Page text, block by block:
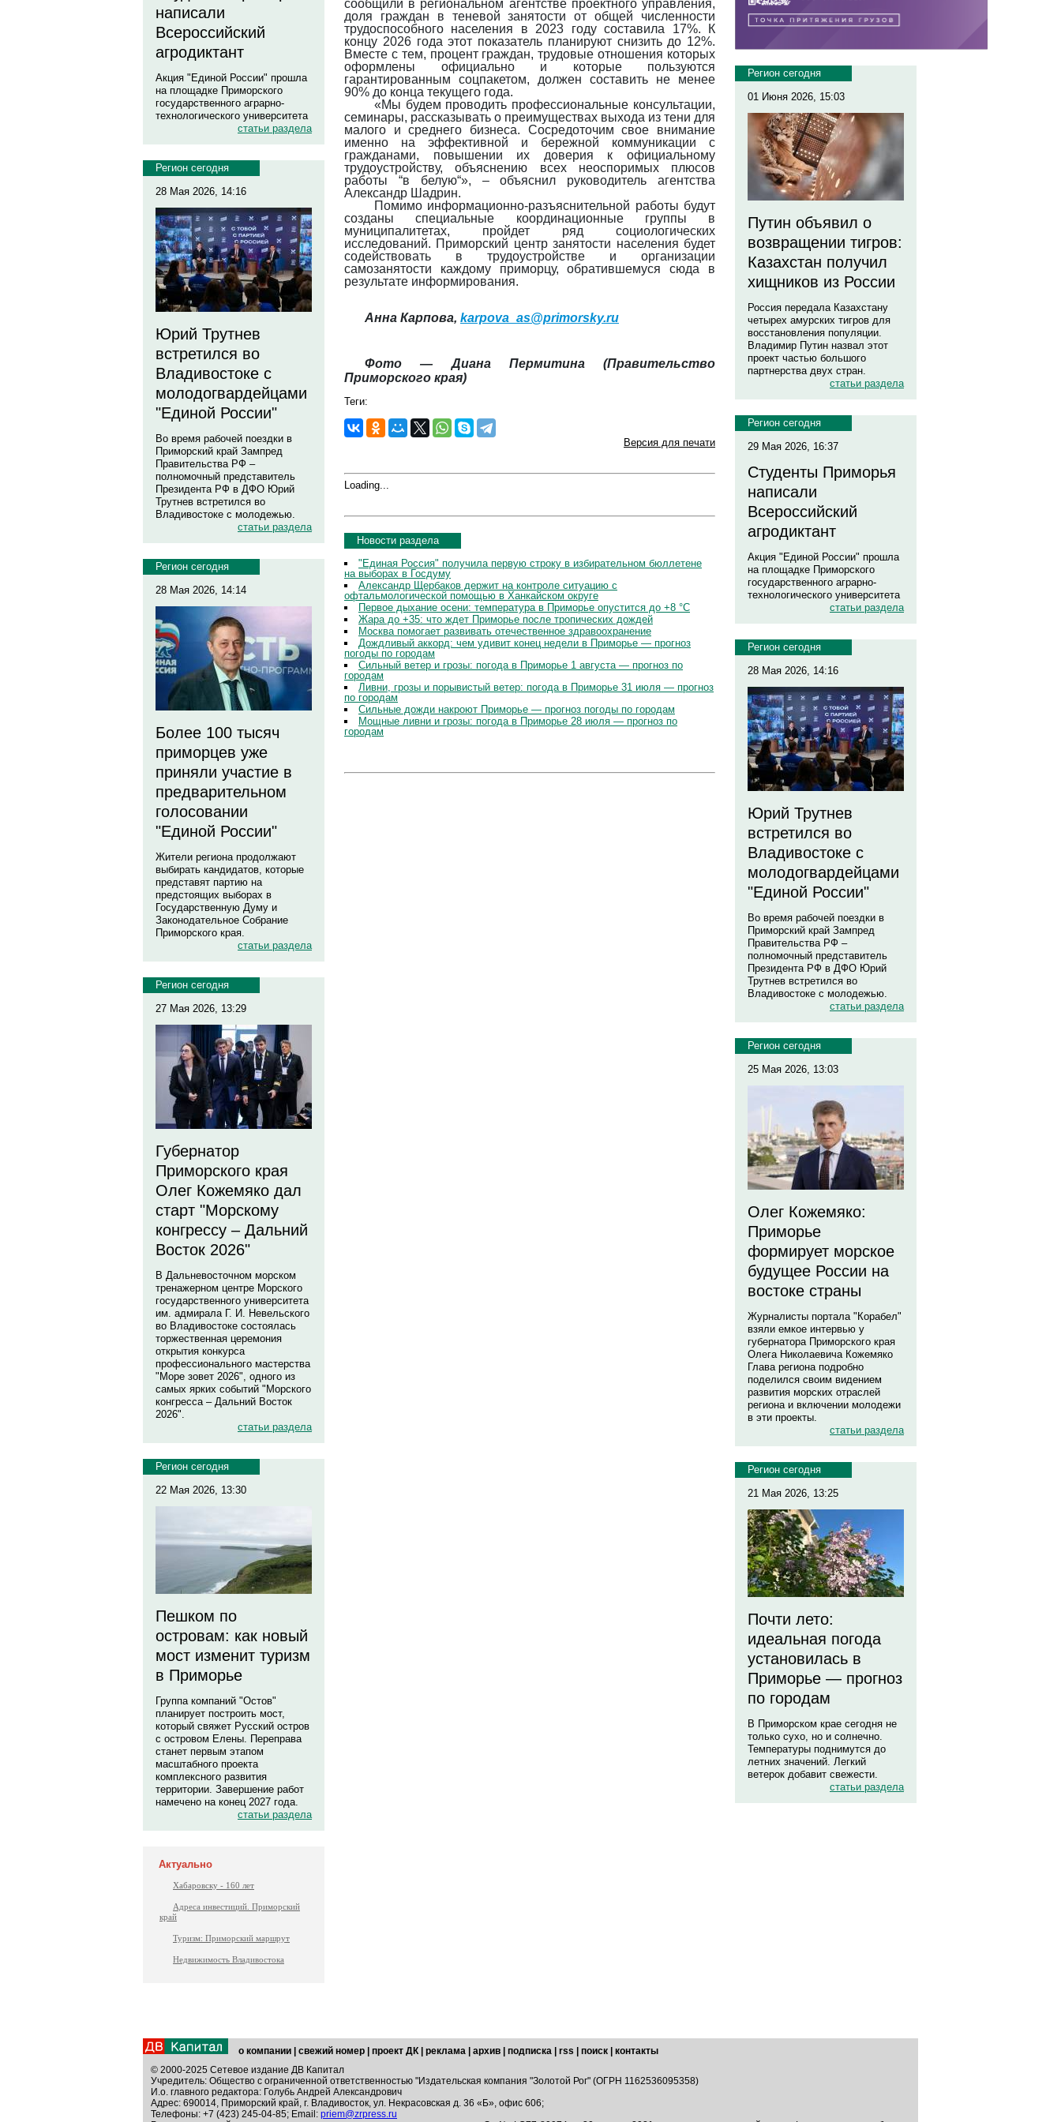
написали
Всероссийский
агродиктант
Акция "Единой России" прошла
на площадке Приморского
государственного аграрно-
технологического университета
статьи раздела
Регион сегодня
28 Мая 2026, 14:16
Юрий Трутнев
встретился во
Владивостоке с
молодогвардейцами
"Единой России"
Во время рабочей поездки в
Приморский край Зампред
Правительства РФ –
полномочный представитель
Президента РФ в ДФО Юрий
Трутнев встретился во
Владивостоке с молодежью.
статьи раздела
Регион сегодня
28 Мая 2026, 14:14
Более 100 тысяч
приморцев уже
приняли участие в
предварительном
голосовании
"Единой России"
Жители региона продолжают
выбирать кандидатов, которые
представят партию на
предстоящих выборах в
Государственную Думу и
Законодательное Собрание
Приморского края.
статьи раздела
Регион сегодня
27 Мая 2026, 13:29
Губернатор
Приморского края
Олег Кожемяко дал
старт "Морскому
конгрессу – Дальний
Восток 2026"
В Дальневосточном морском
тренажерном центре Морского
государственного университета
им. адмирала Г. И. Невельского
во Владивостоке состоялась
торжественная церемония
открытия конкурса
профессионального мастерства
"Море зовет 2026", одного из
самых ярких событий "Морского
конгресса – Дальний Восток
2026".
статьи раздела
Регион сегодня
22 Мая 2026, 13:30
Пешком по
островам: как новый
мост изменит туризм
в Приморье
Группа компаний "Остов"
планирует построить мост,
который свяжет Русский остров
с островом Елены. Переправа
станет первым этапом
масштабного проекта
комплексного развития
территории. Завершение работ
намечено на конец 2027 года.
статьи раздела
Актуально
Хабаровску - 160 лет
Адреса инвестиций. Приморский
край
Туризм: Приморский маршрут
Недвижимость Владивостока
сообщили в региональном агентстве проектного управления,
доля граждан в теневой занятости от общей численности
трудоспособного населения в 2023 году составила 17%. К
концу 2026 года этот показатель планируют снизить до 12%.
Вместе с тем, процент граждан, трудовые отношения которых
оформлены официально и которые пользуются
гарантированным соцпакетом, должен составить не менее
90% до конца текущего года.
«Мы будем проводить профессиональные консультации,
семинары, рассказывать о преимуществах выхода из тени для
малого и среднего бизнеса. Сосредоточим свое внимание
именно на эффективной и бережной коммуникации с
гражданами, повышении их доверия к официальному
трудоустройству, объяснению всех неоспоримых плюсов
работы “в белую“», – объяснил руководитель агентства
Александр Шадрин.
Помимо информационно-разъяснительной работы будут
созданы специальные координационные группы в
муниципалитетах, пройдет ряд социологических
исследований. Приморский центр занятости населения будет
содействовать в трудоустройстве и организации
самозанятости каждому приморцу, обратившемуся сюда в
результате информирования.
Анна Карпова, karpova_as@primorsky.ru
Фото — Диана Пермитина (Правительство
Приморского края)
Теги:
Версия для печати
Loading...
Новости раздела
"Единая Россия" получила первую строку в избирательном бюллетене
на выборах в Госдуму
Александр Щербаков держит на контроле ситуацию с
офтальмологической помощью в Ханкайском округе
Первое дыхание осени: температура в Приморье опустится до +8 °C
Жара до +35: что ждет Приморье после тропических дождей
Москва помогает развивать отечественное здравоохранение
Дождливый аккорд: чем удивит конец недели в Приморье — прогноз
погоды по городам
Сильный ветер и грозы: погода в Приморье 1 августа — прогноз по
городам
Ливни, грозы и порывистый ветер: погода в Приморье 31 июля — прогноз
по городам
Сильные дожди накроют Приморье — прогноз погоды по городам
Мощные ливни и грозы: погода в Приморье 28 июля — прогноз по
городам
Регион сегодня
01 Июня 2026, 15:03
Путин объявил о
возвращении тигров:
Казахстан получил
хищников из России
Россия передала Казахстану
четырех амурских тигров для
восстановления популяции.
Владимир Путин назвал этот
проект частью большого
партнерства двух стран.
статьи раздела
Регион сегодня
29 Мая 2026, 16:37
Студенты Приморья
написали
Всероссийский
агродиктант
Акция "Единой России" прошла
на площадке Приморского
государственного аграрно-
технологического университета
статьи раздела
Регион сегодня
28 Мая 2026, 14:16
Юрий Трутнев
встретился во
Владивостоке с
молодогвардейцами
"Единой России"
Во время рабочей поездки в
Приморский край Зампред
Правительства РФ –
полномочный представитель
Президента РФ в ДФО Юрий
Трутнев встретился во
Владивостоке с молодежью.
статьи раздела
Регион сегодня
25 Мая 2026, 13:03
Олег Кожемяко:
Приморье
формирует морское
будущее России на
востоке страны
Журналисты портала "Корабел"
взяли емкое интервью у
губернатора Приморского края
Олега Николаевича Кожемяко
Глава региона подробно
поделился своим видением
развития морских отраслей
региона и включении молодежи
в эти проекты.
статьи раздела
Регион сегодня
21 Мая 2026, 13:25
Почти лето:
идеальная погода
установилась в
Приморье — прогноз
по городам
В Приморском крае сегодня не
только сухо, но и солнечно.
Температуры поднимутся до
летних значений. Легкий
ветерок добавит свежести.
статьи раздела
о компании свежий номер проект ДК реклама архив подписка rss поиск
контакты
© 2000-2025 Сетевое издание ДВ Капитал
Учредитель: Общество с ограниченной ответственностью "Издательская компания "Золотой Рог" (ОГРН 1162536095358)
И.о. главного редактора: Голубь Андрей Александрович
Адрес: 690014, Приморский край, г. Владивосток, ул. Некрасовская д. 36 «Б», офис 606;
Телефоны: +7 (423) 245-04-85; Email: priem@zrpress.ru